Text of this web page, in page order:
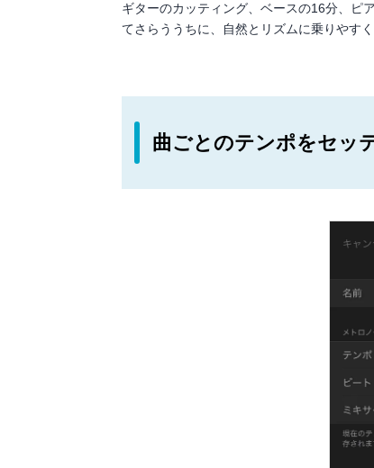
ギターのカッティング、ベースの16分、ピ
てさらううちに、自然とリズムに乗りやすく
曲ごとのテンポをセッ